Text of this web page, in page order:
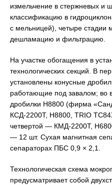
измельчение в стержневых и
классификацию в
с мельницей), четыре стадии
дешламацию и фильтрацию.
На участке обогащения в
технологических секций. В
установлены конусные
работающие под завалом; во
дробилки Н8800 (фирма
КСД-2200Т, Н8800, TRIO
четвертой — КМД-2200Т,
— 12 шт. Сухая магнитная
сепараторах ПБС 0,9 × 2,1.
Технологическая схема
предусматривает собой